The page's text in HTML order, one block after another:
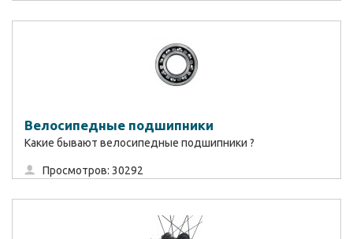
Велосипедные подшипники
Какие бывают велосипедные подшипники ?
Просмотров: 30292